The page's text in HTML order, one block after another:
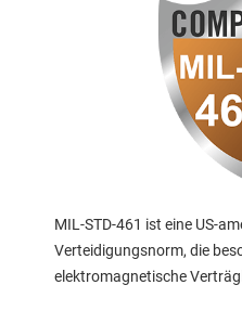
MIL-STD-461 ist eine US-
Verteidigungsnorm, die
elektromagnetische